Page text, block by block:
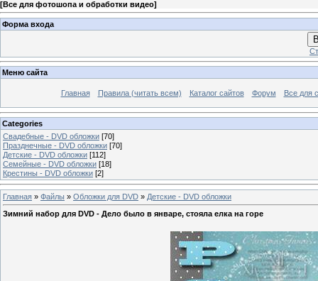
[Все для фотошопа и обработки видео]
Форма входа
Меню сайта
Главная Правила (читать всем) Каталог сайтов Форум Все для
Categories
Свадебные - DVD обложки [70]
Празднечные - DVD обложки [70]
Детские - DVD обложки [112]
Семейные - DVD обложки [18]
Крестины - DVD обложки [2]
Главная » Файлы » Обложки для DVD » Детские - DVD обложки
Зимний набор для DVD - Дело было в январе, стояла елка на горе